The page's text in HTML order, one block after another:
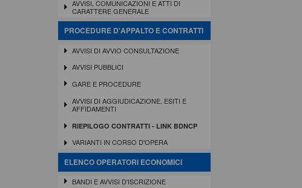
AVVISI, COMUNICAZIONI E ATTI DI
CARATTERE GENERALE
PROCEDURE D'APPALTO E CONTRATTI
AVVISI DI AVVIO CONSULTAZIONE
AVVISI PUBBLICI
GARE E PROCEDURE
AVVISI DI AGGIUDICAZIONE, ESITI E
AFFIDAMENTI
RIEPILOGO CONTRATTI - LINK BDNCP
VARIANTI IN CORSO D'OPERA
ELENCO OPERATORI ECONOMICI
BANDI E AVVISI D'ISCRIZIONE